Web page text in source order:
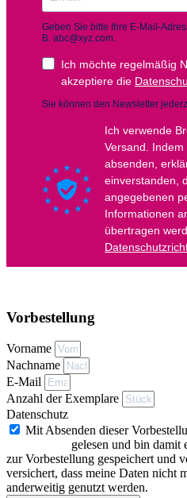
Vorbestellung
Vorname
Nachname
E-Mail
Anzahl der Exemplare
Datenschutz
Mit Absenden dieser
gelesen und bin damit
zur Vorbestellung gespeichert und
versichert, dass meine Daten nicht
anderweitig genutzt werden.